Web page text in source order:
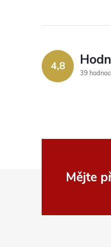
4,8
39
Mějte